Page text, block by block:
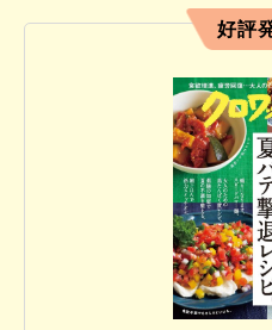
好評